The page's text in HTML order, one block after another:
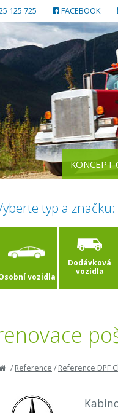
125 725 FACEBOOK
typ a značku:
vozidla
Dodávková
vozidla
/Reference /Reference DPF
KONCEPT